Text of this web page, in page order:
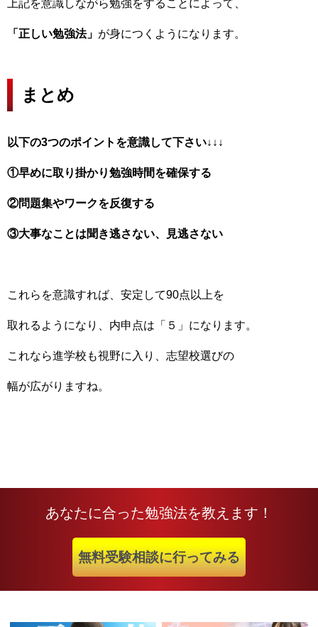
上記を意識しながら勉強をすることによって、
「正しい勉強法」 が身につくようになります。
まとめ
以下の3つのポイントを意識して下さい↓↓↓
①早めに取り掛かり勉強時間を確保する
②問題集やワークを反復する
③大事なことは聞き逃さない、見逃さない
これらを意識すれば、安定して90点以上を
取れるようになり、内申点は「５」になります。
これなら進学校も視野に入り、志望校選びの
幅が広がりますね。
あなたに合った勉強法を教えます！
無料受験相談に行ってみる